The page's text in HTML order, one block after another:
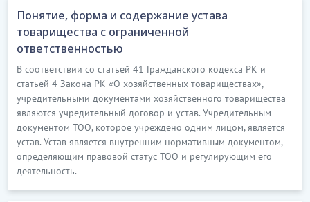
Понятие, форма и содержание устава
товарищества с ограниченной
ответственностью
В соответствии со статьей 41 Гражданского кодекса РК и
статьей 4 Закона РК «О хозяйственных товариществах»,
учредительными документами хозяйственного товарищества
являются учредительный договор и устав. Учредительным
документом ТОО, которое учреждено одним лицом, является
устав. Устав является внутренним нормативным документом,
определяющим правовой статус ТОО и регулирующим его
деятельность.